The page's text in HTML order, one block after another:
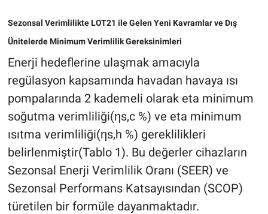
Sezonsal Verimlilikte LOT21 ile Gelen Yeni Kavramlar ve Dış
Ünitelerde Minimum Verimlilik Gereksinimleri
Enerji hedeflerine ulaşmak amacıyla
regülasyon kapsamında havadan havaya ısı
pompalarında 2 kademeli olarak eta minimum
soğutma verimliliği(ηs,c %) ve eta minimum
ısıtma verimliliği(ηs,h %) gereklilikleri
belirlenmiştir(Tablo 1). Bu değerler cihazların
Sezonsal Enerji Verimlilik Oranı (SEER) ve
Sezonsal Performans Katsayısından (SCOP)
türetilen bir formüle dayanmaktadır.